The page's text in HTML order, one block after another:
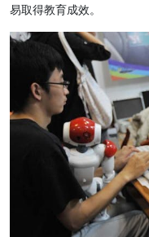
易取得教育成效。